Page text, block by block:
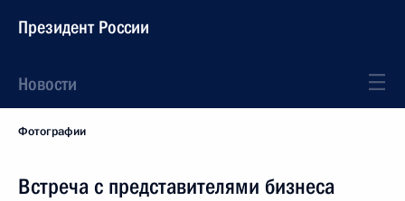
Президент России
Новости
Фотографии
Встреча с представителями бизнеса